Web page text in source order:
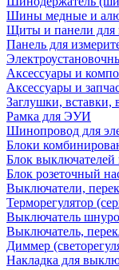
Шины медные и
Щиты и панели для
Панель для
Аксессуары и
Аксессуары и
Заглушки, вставки,
Рамка для ЭУИ
Шинопровод для
Блоки
Блок выключателей
Блок розеточный
Выключатели,
Терморегулятор
Выключатель
Выключатель,
Диммер
Накладка для